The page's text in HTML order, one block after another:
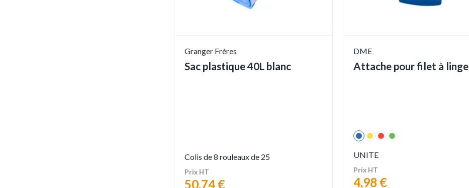
Granger Frères
Sac plastique 40L blanc
Colis de 8 rouleaux de 25
Prix HT
50,74 €
DME
Attache pour filet à linge
UNITE
Prix HT
4,98 €